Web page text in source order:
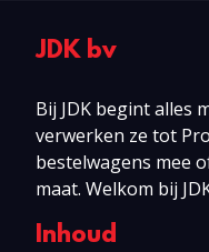
JDK bv
Bij JDK begint alles
verwerken ze tot
bestelwagens mee
maat. Welkom bij
Inhoud